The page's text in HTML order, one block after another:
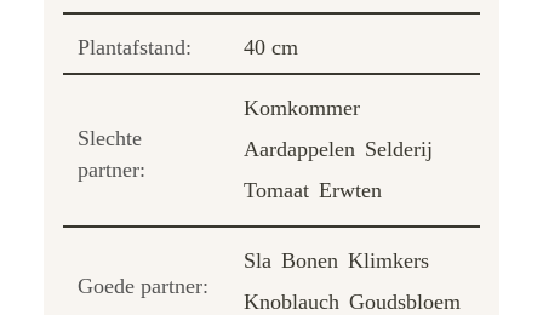
Plantafstand: 40 cm
Slechte
partner:
Komkommer
Aardappelen Selderij
Tomaat Erwten
Goede partner:
Sla Bonen Klimkers
Knoblauch Goudsbloem